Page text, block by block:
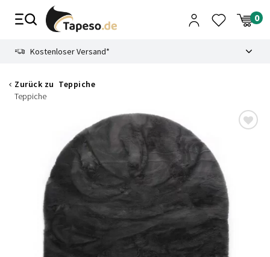
Zusammenbruch
Kostenloser Versand*
Zurück zu Teppiche
Teppiche